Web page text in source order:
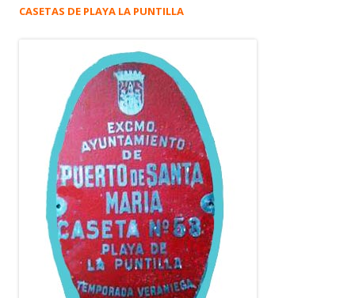
CASETAS DE PLAYA LA PUNTILLA